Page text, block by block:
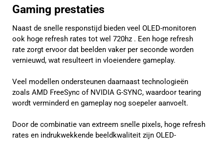
Gaming prestaties
Naast de snelle responstijd bieden veel OLED-monitoren
ook hoge refresh rates tot wel 720hz . Een hoge refresh
rate zorgt ervoor dat beelden vaker per seconde worden
vernieuwd, wat resulteert in vloeiendere gameplay.
Veel modellen ondersteunen daarnaast technologieën
zoals AMD FreeSync of NVIDIA G-SYNC, waardoor tearing
wordt verminderd en gameplay nog soepeler aanvoelt.
Door de combinatie van extreem snelle pixels, hoge refresh
rates en indrukwekkende beeldkwaliteit zijn OLED-